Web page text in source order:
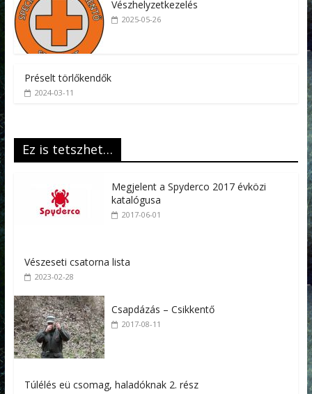
Vészhelyzetkezelés
2025-05-26
Préselt törlőkendők
2024-03-11
Ez is tetszhet…
Megjelent a Spyderco 2017 évközi
katalógusa
2017-06-01
Vészeseti csatorna lista
2023-02-28
Csapdázás – Csikkentő
2017-08-11
Túlélés eü csomag, haladóknak 2. rész